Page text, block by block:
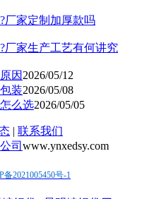
厂家定制加厚款吗
厂家生产工艺有何讲究
因 2026/05/12
装2026/05/08
么选2026/05/05
| 联系我们
司 www.ynxedsy.com
备2021005450号-1